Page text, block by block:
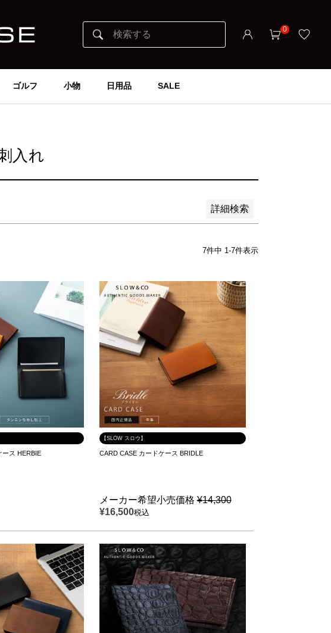
0
ゴルフ 小物 日用品 SALE
入れ
詳細検索
検索
7件中 1-7件表示
ース HERBIE
【SLOW スロウ】
CARD CASE カードケース BRIDLE
メーカー希望小売価格 ¥14,300
¥16,500税込